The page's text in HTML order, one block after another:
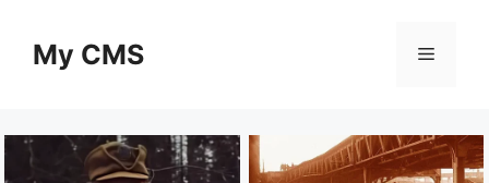
contentMy CMS Menu